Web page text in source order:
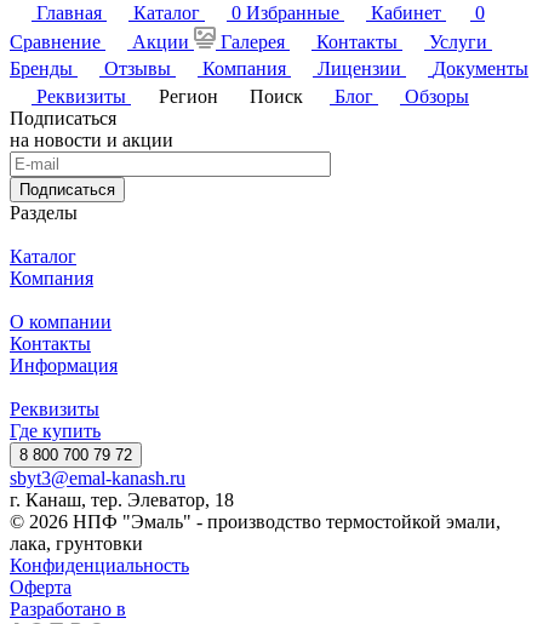
Главная
Каталог 0 Избранные Кабинет
0
Сравнение
Акции Галерея Контакты
Услуги
Бренды
Отзывы Компания Лицензии
Документы
Реквизиты
Регион Поиск Блог
Обзоры
Подписаться
на новости и акции
Подписаться
Разделы
Каталог
Компания
О компании
Контакты
Информация
Реквизиты
Где купить
8 800 700 79 72
sbyt3@emal-kanash.ru
г. Канаш, тер. Элеватор, 18
© 2026 НПФ "Эмаль" - производство термостойкой эмали,
лака, грунтовки
Конфиденциальность
Оферта
Разработано в